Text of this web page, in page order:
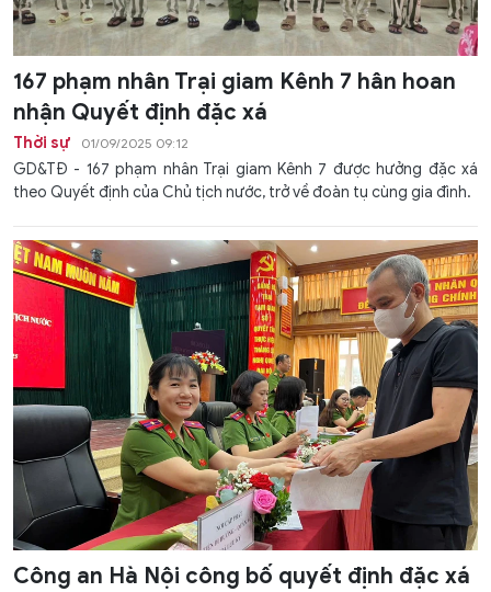
167 phạm nhân Trại giam Kênh 7 hân hoan
nhận Quyết định đặc xá
Thời sự 01/09/2025 09:12
GD&TĐ - 167 phạm nhân Trại giam Kênh 7 được hưởng đặc xá
theo Quyết định của Chủ tịch nước, trở về đoàn tụ cùng gia đình.
Công an Hà Nội công bố quyết định đặc xá